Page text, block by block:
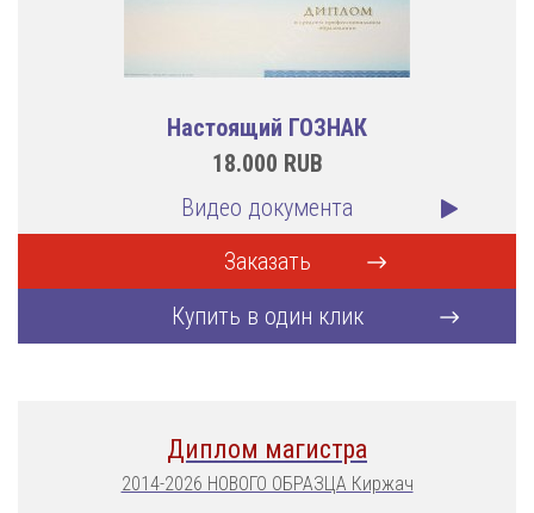
Настоящий ГОЗНАК
18.000 RUB
Видео документа
Заказать
Купить в один клик
Диплом магистра
2014-2026 НОВОГО ОБРАЗЦА Киржач